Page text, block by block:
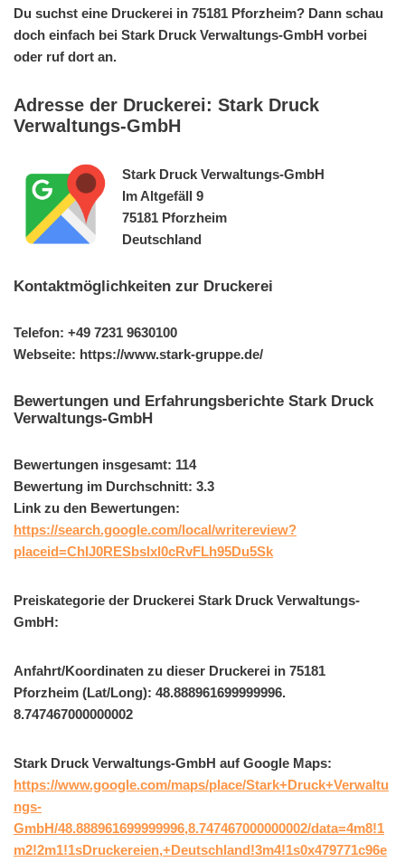
Du suchst eine Druckerei in 75181 Pforzheim? Dann schau
doch einfach bei Stark Druck Verwaltungs-GmbH vorbei
oder ruf dort an.
Adresse der Druckerei: Stark Druck
Verwaltungs-GmbH
Stark Druck Verwaltungs-GmbH
Im Altgefäll 9
75181 Pforzheim
Deutschland
Kontaktmöglichkeiten zur Druckerei
Telefon: +49 7231 9630100
Webseite: https://www.stark-gruppe.de/
Bewertungen und Erfahrungsberichte Stark Druck
Verwaltungs-GmbH
Bewertungen insgesamt: 114
Bewertung im Durchschnitt: 3.3
Link zu den Bewertungen:
https://search.google.com/local/writereview?
placeid=ChIJ0RESbslxl0cRvFLh95Du5Sk
Preiskategorie der Druckerei Stark Druck Verwaltungs-
GmbH:
Anfahrt/Koordinaten zu dieser Druckerei in 75181
Pforzheim (Lat/Long): 48.888961699999996.
8.747467000000002
Stark Druck Verwaltungs-GmbH auf Google Maps:
https://www.google.com/maps/place/Stark+Druck+Verwaltu
ngs-
GmbH/48.888961699999996,8.747467000000002/data=4m8!1
m2!2m1!1sDruckereien,+Deutschland!3m4!1s0x479771c96e